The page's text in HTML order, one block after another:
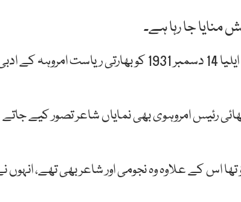
باغی اور اقدار شکن شاعر کے ناموں سے پہچانے جانے والے جون ایلیا 14 دسمبر 1931 کو بھارتی ریاست امروہہ کے
رئیس امروہوی بھی نمایاں شاعر تصور کیے جاتے
اس کے علاوہ وہ نجومی اور شاعر بھی تھے، انہوں